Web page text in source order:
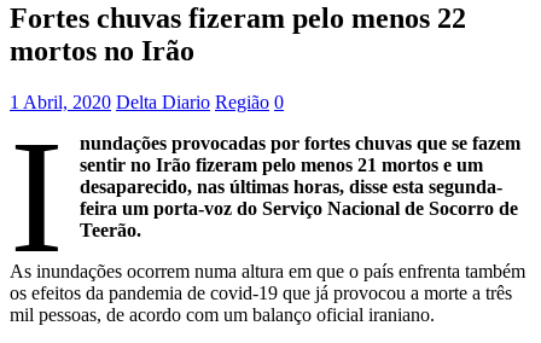
Fortes chuvas fizeram pelo menos 22
mortos no Irão
1 Abril, 2020 Delta Diario Região 0
I
nundações provocadas por fortes chuvas que se fazem
sentir no Irão fizeram pelo menos 21 mortos e um
desaparecido, nas últimas horas, disse esta segunda-
feira um porta-voz do Serviço Nacional de Socorro de
Teerão.
As inundações ocorrem numa altura em que o país enfrenta também
os efeitos da pandemia de covid-19 que já provocou a morte a três
mil pessoas, de acordo com um balanço oficial iraniano.